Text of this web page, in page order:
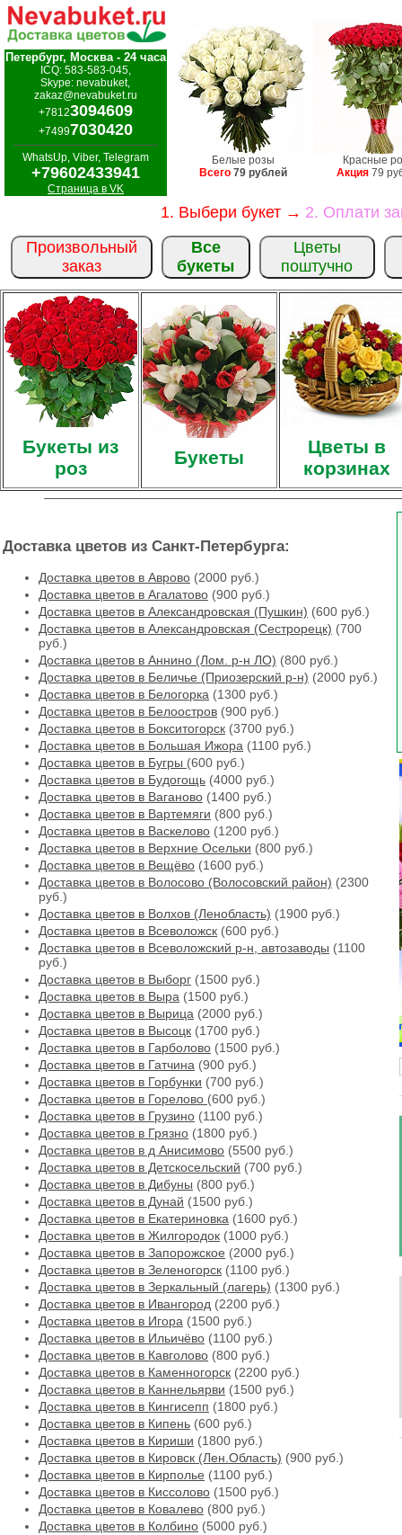
Петербург, Москва - 24 часа
ICQ: 583-583-045,
Skype: nevabuket,
zakaz@nevabuket.ru
+78123094609
+74997030420
WhatsUp, Viber, Telegram
+79602433941
Страница в VK
Белые розы
Всего 79 рублей
Красные
Акция 79
1. Выбери букет → 2. Оплати
Произвольный
заказ
Все
букеты
Цветы
поштучно
Букеты из
роз
Букеты
Цветы в
корзинах
Доставка цветов из Санкт-Петербурга:
Доставка цветов в Аврово (2000 руб.)
Доставка цветов в Агалатово (900 руб.)
Доставка цветов в Александровская (Пушкин) (600 руб.)
Доставка цветов в Александровская (Сестрорецк) (700
руб.)
Доставка цветов в Аннино (Лом. р-н ЛО) (800 руб.)
Доставка цветов в Беличье (Приозерский р-н) (2000 руб.)
Доставка цветов в Белогорка (1300 руб.)
Доставка цветов в Белоостров (900 руб.)
Доставка цветов в Бокситогорск (3700 руб.)
Доставка цветов в Большая Ижора (1100 руб.)
Доставка цветов в Бугры (600 руб.)
Доставка цветов в Будогощь (4000 руб.)
Доставка цветов в Ваганово (1400 руб.)
Доставка цветов в Вартемяги (800 руб.)
Доставка цветов в Васкелово (1200 руб.)
Доставка цветов в Верхние Осельки (800 руб.)
Доставка цветов в Вещёво (1600 руб.)
Доставка цветов в Волосово (Волосовский район) (2300
руб.)
Доставка цветов в Волхов (Ленобласть) (1900 руб.)
Доставка цветов в Всеволожск (600 руб.)
Доставка цветов в Всеволожский р-н, автозаводы (1100
руб.)
Доставка цветов в Выборг (1500 руб.)
Доставка цветов в Выра (1500 руб.)
Доставка цветов в Вырица (2000 руб.)
Доставка цветов в Высоцк (1700 руб.)
Доставка цветов в Гарболово (1500 руб.)
Доставка цветов в Гатчина (900 руб.)
Доставка цветов в Горбунки (700 руб.)
Доставка цветов в Горелово (600 руб.)
Доставка цветов в Грузино (1100 руб.)
Доставка цветов в Грязно (1800 руб.)
Доставка цветов в д Анисимово (5500 руб.)
Доставка цветов в Детскосельский (700 руб.)
Доставка цветов в Дибуны (800 руб.)
Доставка цветов в Дунай (1500 руб.)
Доставка цветов в Екатериновка (1600 руб.)
Доставка цветов в Жилгородок (1000 руб.)
Доставка цветов в Запорожское (2000 руб.)
Доставка цветов в Зеленогорск (1100 руб.)
Доставка цветов в Зеркальный (лагерь) (1300 руб.)
Доставка цветов в Ивангород (2200 руб.)
Доставка цветов в Игора (1500 руб.)
Доставка цветов в Ильичёво (1100 руб.)
Доставка цветов в Кавголово (800 руб.)
Доставка цветов в Каменногорск (2200 руб.)
Доставка цветов в Каннельярви (1500 руб.)
Доставка цветов в Кингисепп (1800 руб.)
Доставка цветов в Кипень (600 руб.)
Доставка цветов в Кириши (1800 руб.)
Доставка цветов в Кировск (Лен.Область) (900 руб.)
Доставка цветов в Кирполье (1100 руб.)
Доставка цветов в Киссолово (1500 руб.)
Доставка цветов в Ковалево (800 руб.)
Доставка цветов в Колбино (5000 руб.)